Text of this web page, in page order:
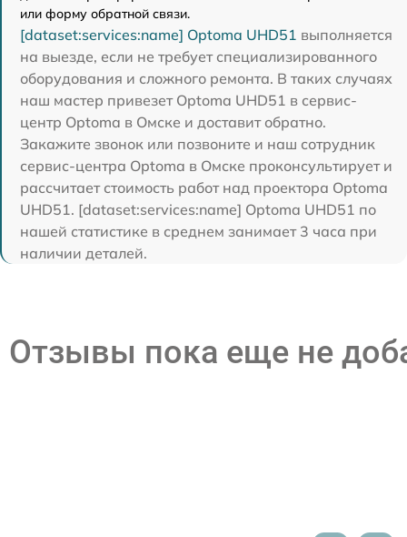
или форму обратной связи.
[dataset:services:name] Optoma UHD51 выполняется
на выезде, если не требует специализированного
оборудования и сложного ремонта. В таких случаях
наш мастер привезет Optoma UHD51 в сервис-
центр Optoma в Омске и доставит обратно.
Закажите звонок или позвоните и наш сотрудник
сервис-центра Optoma в Омске проконсультирует и
рассчитает стоимость работ над проектора Optoma
UHD51. [dataset:services:name] Optoma UHD51 по
нашей статистике в среднем занимает 3 часа при
наличии деталей.
Отзывы пока еще не